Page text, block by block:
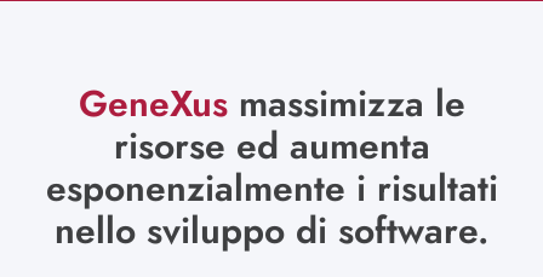
GeneXusmassimizza le
risorse ed aumenta
esponenzialmente i risultati
nello sviluppo di software.